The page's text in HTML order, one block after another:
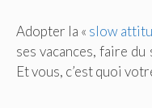
Adopter la « slow
ses vacances, faire du
Et vous, c’est quoi